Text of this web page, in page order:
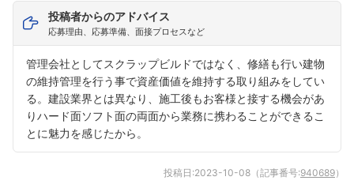
投稿者からのアドバイス
応募理由、応募準備、面接プロセスなど
管理会社としてスクラップビルドではなく、修繕も行い建物
の維持管理を行う事で資産価値を維持する取り組みをしてい
る。建設業界とは異なり、施工後もお客様と接する機会があ
りハード面ソフト面の両面から業務に携わることができるこ
とに魅力を感じたから。
投稿日:2023-10-08 （記事番号:940689）